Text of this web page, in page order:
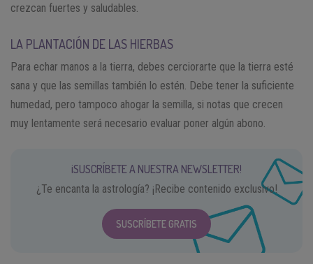
crezcan fuertes y saludables.
LA PLANTACIÓN DE LAS HIERBAS
Para echar manos a la tierra, debes cerciorarte que la tierra esté
sana y que las semillas también lo estén. Debe tener la suficiente
humedad, pero tampoco ahogar la semilla, si notas que crecen
muy lentamente será necesario evaluar poner algún abono.
¡SUSCRÍBETE A NUESTRA NEWSLETTER!
¿Te encanta la astrología? ¡Recibe contenido exclusivo!
SUSCRÍBETE GRATIS